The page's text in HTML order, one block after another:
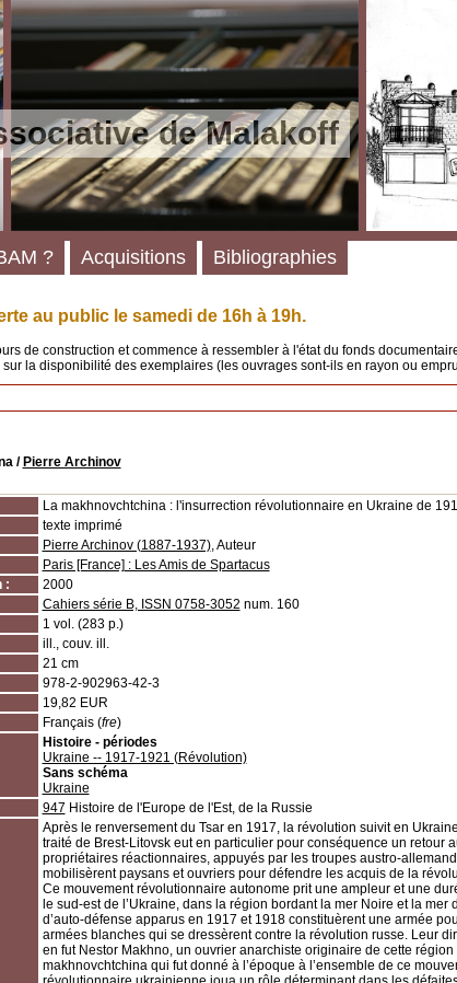
de Malakoff
au public le samedi de 16h à 19h.
de construction et commence à ressembler à l'état du fonds
la disponibilité des exemplaires (les ouvrages sont-ils en rayon ou
/ Pierre Archinov
La makhnovchtchina : l'insurrection révolutionnaire en Ukraine de
texte imprimé
Pierre Archinov (1887-1937), Auteur
Paris [France] : Les Amis de Spartacus
:
2000
Cahiers série B, ISSN 0758-3052 num. 160
1 vol. (283 p.)
ill., couv. ill.
21 cm
978-2-902963-42-3
19,82 EUR
Français (fre)
Histoire - périodes
Ukraine -- 1917-1921 (Révolution)
Sans schéma
Ukraine
947 Histoire de l'Europe de l'Est, de la Russie
Après le renversement du Tsar en 1917, la révolution suivit en
traité de Brest-Litovsk eut en particulier pour conséquence un retour
propriétaires réactionnaires, appuyés par les troupes austro-
mobilisèrent paysans et ouvriers pour défendre les acquis de la
Ce mouvement révolutionnaire autonome prit une ampleur et une
le sud-est de l’Ukraine, dans la région bordant la mer Noire et la mer
d’auto-défense apparus en 1917 et 1918 constituèrent une armée
armées blanches qui se dressèrent contre la révolution russe. Leur
en fut Nestor Makhno, un ouvrier anarchiste originaire de cette région
makhnovchtchina qui fut donné à l’époque à l’ensemble de ce
? Acquisitions Bibliographies